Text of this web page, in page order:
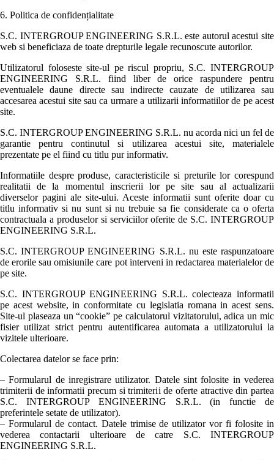
6. Politica de confidențialitate
S.C. INTERGROUP ENGINEERING S.R.L. este autorul acestui site
web si beneficiaza de toate drepturile legale recunoscute autorilor.
Utilizatorul foloseste site-ul pe riscul propriu, S.C. INTERGROUP
ENGINEERING S.R.L. fiind liber de orice raspundere pentru
eventualele daune directe sau indirecte cauzate de utilizarea sau
accesarea acestui site sau ca urmare a utilizarii informatiilor de pe acest
site.
S.C. INTERGROUP ENGINEERING S.R.L. nu acorda nici un fel de
garantie pentru continutul si utilizarea acestui site, materialele
prezentate pe el fiind cu titlu pur informativ.
Informatiile despre produse, caracteristicile si preturile lor corespund
realitatii de la momentul inscrierii lor pe site sau al actualizarii
diverselor pagini ale site-ului. Aceste informatii sunt oferite doar cu
titlu informativ si nu sunt si nu trebuie sa fie considerate ca o oferta
contractuala a produselor si serviciilor oferite de S.C. INTERGROUP
ENGINEERING S.R.L.
S.C. INTERGROUP ENGINEERING S.R.L. nu este raspunzatoare
de erorile sau omisiunile care pot interveni in redactarea materialelor de
pe site.
S.C. INTERGROUP ENGINEERING S.R.L. colecteaza informatii
pe acest website, in conformitate cu legislatia romana in acest sens.
Site-ul plaseaza un “cookie” pe calculatorul vizitatorului, adica un mic
fisier utilizat strict pentru autentificarea automata a utilizatorului la
vizitele ulterioare.
Colectarea datelor se face prin:
– Formularul de inregistrare utilizator. Datele sint folosite in vederea
trimiterii de informatii precum si trimiterii de oferte atractive din partea
S.C. INTERGROUP ENGINEERING S.R.L. (in functie de
preferintele setate de utilizator).
– Formularul de contact. Datele trimise de utilizator vor fi folosite in
vederea contactarii ulterioare de catre S.C. INTERGROUP
ENGINEERING S.R.L.